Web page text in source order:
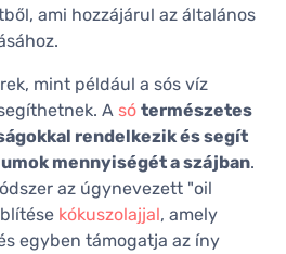
ami hozzájárul az általános
mint például a sós víz
A só természetes
rendelkezik és segít
mennyiségét a szájban.
az úgynevezett "oil
kókuszolajjal, amely
egyben támogatja az íny